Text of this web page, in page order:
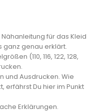
für das Kleid
ganz genau erklärt.
(110, 116, 122, 128,
und Ausdrucken. Wie
erfährst Du hier im Punkt
Erklärungen.